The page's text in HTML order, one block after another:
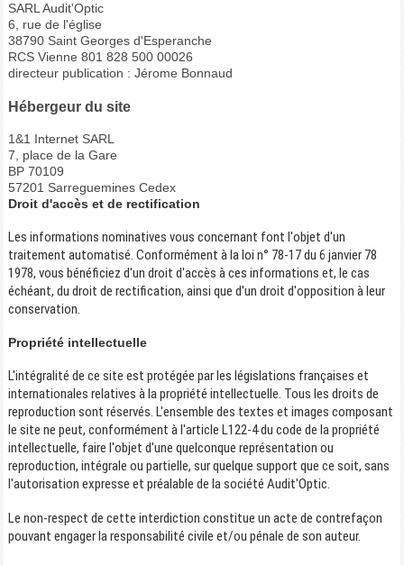
SARL Audit'Optic
6, rue de l'église
38790 Saint Georges d'Esperanche
RCS Vienne 801 828 500 00026
directeur publication : Jérome Bonnaud
Hébergeur du site
1&1 Internet SARL
7, place de la Gare
BP 70109
57201 Sarreguemines Cedex
Droit d'accès et de rectification
Les informations nominatives vous concernant font l'objet d'un
traitement automatisé. Conformément à la loi n° 78-17 du 6 janvier 78
1978, vous bénéficiez d'un droit d'accès à ces informations et, le cas
échéant, du droit de rectification, ainsi que d'un droit d'opposition à leur
conservation.
Propriété intellectuelle
L'intégralité de ce site est protégée par les législations françaises et
internationales relatives à la propriété intellectuelle. Tous les droits de
reproduction sont réservés. L'ensemble des textes et images composant
le site ne peut, conformément à l'article L122-4 du code de la propriété
intellectuelle, faire l'objet d'une quelconque représentation ou
reproduction, intégrale ou partielle, sur quelque support que ce soit, sans
l'autorisation expresse et préalable de la société Audit'Optic.
Le non-respect de cette interdiction constitue un acte de contrefaçon
pouvant engager la responsabilité civile et/ou pénale de son auteur.